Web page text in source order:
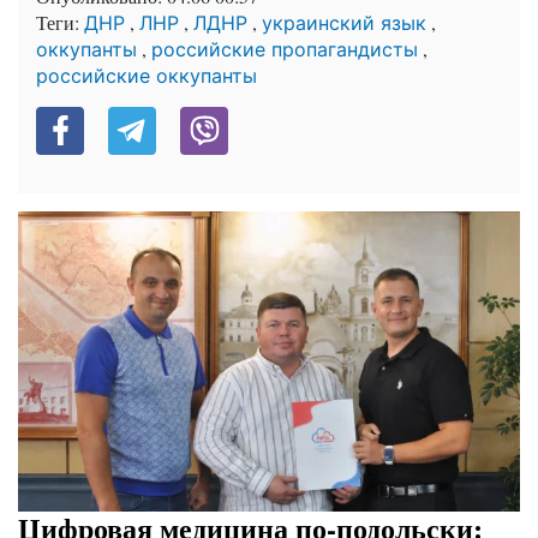
Теги: ДНР , ЛНР , ЛДНР , украинский язык ,
оккупанты , российские пропагандисты ,
российские оккупанты
Цифровая медицина по-подольски: